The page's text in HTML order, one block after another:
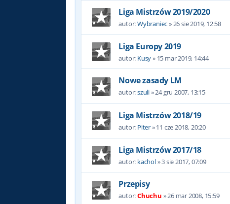
Liga Mistrzów 2019/2020
autor:Wybraniec»26 sie 2019, 12:58
Liga Europy 2019
autor: Kusy» 15 mar 2019, 14:44
Nowe zasady LM
autor:szuli»24 gru 2007, 13:15
Liga Mistrzów 2018/19
autor: Piter»11 cze 2018, 20:20
Liga Mistrzów 2017/18
autor: kachol»3 sie 2017, 07:09
Przepisy
autor:Chuchu »26 mar 2008, 15:59